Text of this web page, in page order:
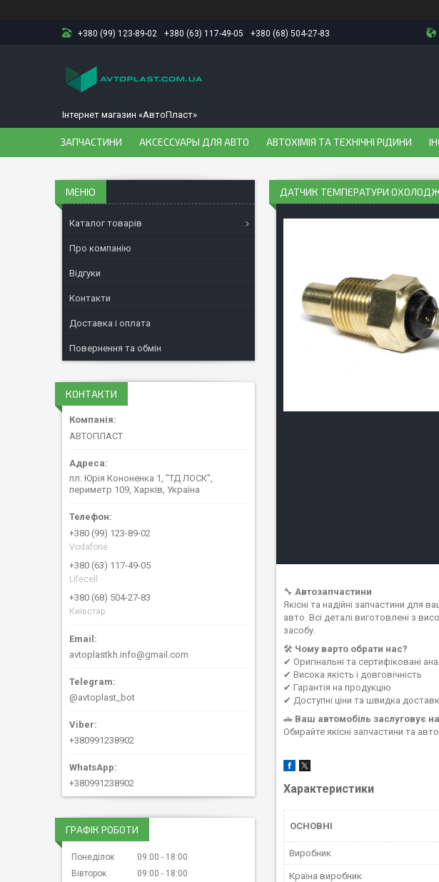
+380 (99) 123-89-02 +380 (63) 117-49-05 +380 (68) 504-27-83
Інтернет магазин «АвтоПласт»
ЗАПЧАСТИНИ АКСЕССУАРЫ ДЛЯ АВТО АВТОХІМІЯ ТА ТЕХНІЧНІ РІДИНИ
ДАТЧИК ТЕМПЕРАТУРИ
🔧 Автозапчастини
Якісні та надійні запчастини
авто. Всі деталі виготовлені з
засобу.
🛠 Чому варто обрати нас?
✔ Оригінальні та сертифіковані
✔ Висока якість і довговічність
✔ Гарантія на продукцію
✔ Доступні ціни та швидка
🚗 Ваш автомобіль заслуговує
Обирайте якісні запчастини та
Характеристики
ОСНОВНІ
Виробник
Країна виробник
Каталог товарів
Про компанію
Відгуки
Контакти
Доставка і оплата
Повернення та обмін
КОНТАКТИ
АВТОПЛАСТ
пл. Юрія Кононенка 1, "ТД ЛОСК",
периметр 109, Харків, Україна
+380 (99) 123-89-02
Vodafone
+380 (63) 117-49-05
Lifecell
+380 (68) 504-27-83
Київстар
avtoplastkh.info@gmail.com
@avtoplast_bot
+380991238902
+380991238902
ГРАФІК РОБОТИ
Понеділок 09:00
18:00
Вівторок
09:00
18:00